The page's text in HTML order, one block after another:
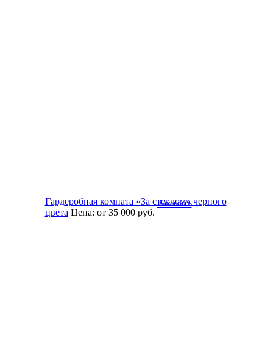
Гардеробная комната «За стеклом» черного
цвета Цена: от 35 000руб.
Заказать